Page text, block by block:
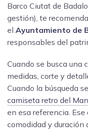
Barco Ciutat de
gestión), te
el Ayuntamiento de
responsables del
Cuando se busca una
medidas, corte y
Cuando la búsqueda
camiseta retro del
en esa referencia. Ese
comodidad y duración